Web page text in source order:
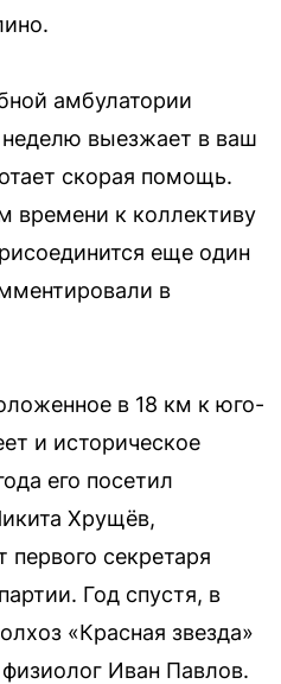
амбулатории
выезжает в ваш
скорая помощь.
времени к коллективу
еще один
в
в 18 км к юго-
и историческое
его посетил
Хрущёв,
первого секретаря
Год спустя, в
«Красная звезда»
Иван Павлов.